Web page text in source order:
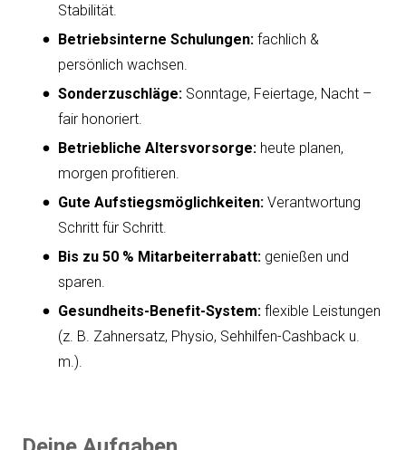
Stabilität.
Betriebsinterne Schulungen: fachlich &
persönlich wachsen.
Sonderzuschläge: Sonntage, Feiertage, Nacht –
fair honoriert.
Betriebliche Altersvorsorge: heute planen,
morgen profitieren.
Gute Aufstiegsmöglichkeiten: Verantwortung
Schritt für Schritt.
Bis zu 50 % Mitarbeiterrabatt: genießen und
sparen.
Gesundheits-Benefit-System: flexible Leistungen
(z. B. Zahnersatz, Physio, Sehhilfen-Cashback u.
m.).